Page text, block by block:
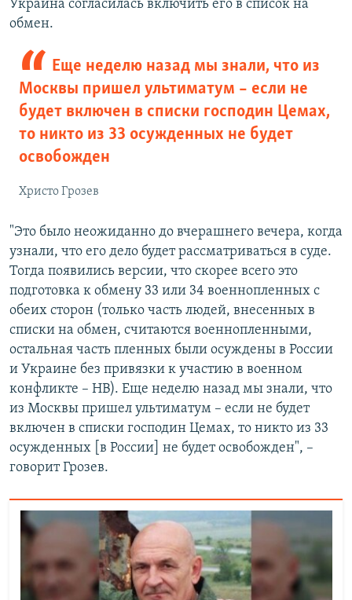
Украина согласилась включить его в список на
обмен.
Еще неделю назад мы знали, что из
Москвы пришел ультиматум – если не
будет включен в списки господин Цемах,
то никто из 33 осужденных не будет
освобожден
Христо Грозев
"Это было неожиданно до вчерашнего вечера, когда
узнали, что его дело будет рассматриваться в суде.
Тогда появились версии, что скорее всего это
подготовка к обмену 33 или 34 военнопленных с
обеих сторон (только часть людей, внесенных в
списки на обмен, считаются военнопленными,
остальная часть пленных были осуждены в России
и Украине без привязки к участию в военном
конфликте – НВ). Еще неделю назад мы знали, что
из Москвы пришел ультиматум – если не будет
включен в списки господин Цемах, то никто из 33
осужденных [в России] не будет освобожден", –
говорит Грозев.